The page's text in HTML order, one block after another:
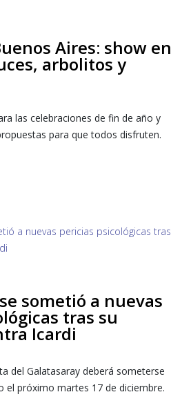
Aires: show en
arbolitos y
las celebraciones de fin de año y
para que todos disfruten.
sometió a nuevas
tras su
Icardi
del Galatasaray deberá someterse
el próximo martes 17 de diciembre.